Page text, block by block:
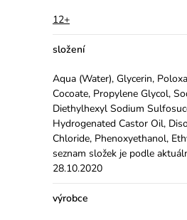
12+
složení
Aqua (Water), Glycerin,
Cocoate, Propylene Glycol,
Diethylhexyl Sodium
Hydrogenated Castor Oil,
Chloride, Phenoxyethanol,
seznam složek je podle
28.10.2020
výrobce